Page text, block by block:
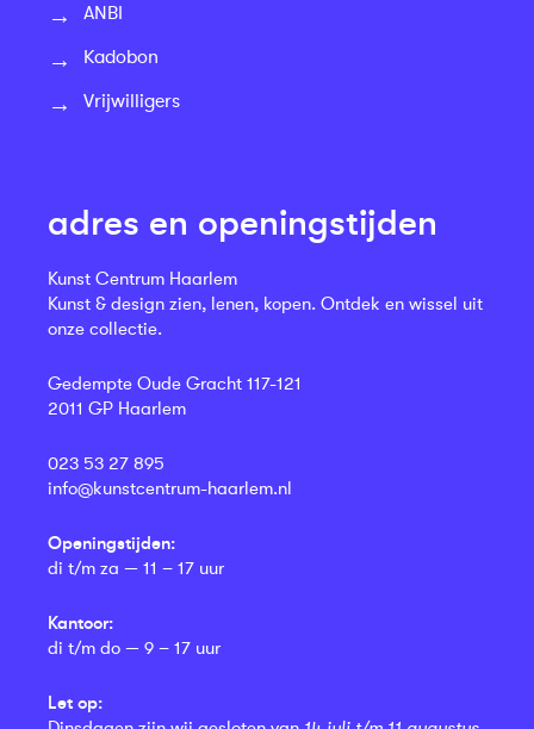
ANBI
Kadobon
Vrijwilligers
adres en openingstijden
Kunst Centrum Haarlem
Kunst & design zien, lenen, kopen. Ontdek en wissel uit
onze collectie.
Gedempte Oude Gracht 117-121
2011 GP Haarlem
023 53 27 895
info@kunstcentrum-haarlem.nl
Openingstijden:
di t/m za — 11 – 17 uur
Kantoor:
di t/m do — 9 – 17 uur
Let op: